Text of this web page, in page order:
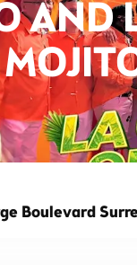
AND
Boulevard